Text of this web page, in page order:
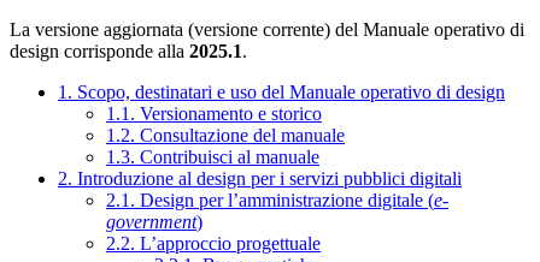
La versione aggiornata (versione corrente) del Manuale operativo di
design corrisponde alla 2025.1.
1. Scopo, destinatari e uso del Manuale operativo di design
1.1. Versionamento e storico
1.2. Consultazione del manuale
1.3. Contribuisci al manuale
2. Introduzione al design per i servizi pubblici digitali
2.1. Design per l’amministrazione digitale (e-
government)
2.2. L’approccio progettuale